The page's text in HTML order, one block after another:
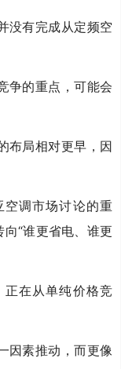
没有完成从定频空
争的重点，可能会
布局相对更早，因
调市场讨论的重
“谁更省电、谁更
在从单纯价格竞
因素推动，而更像